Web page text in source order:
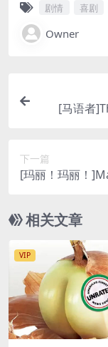
剧情 喜剧
Owner
[马语者
下一篇
[玛丽！玛丽！
[中文字幕]【手
下载防和谐压缩
相关文章
VIP